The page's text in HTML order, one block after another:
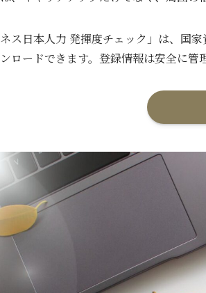
ネス日本人力 発揮度チェック」は、国
ロードできます。登録情報は安全に管